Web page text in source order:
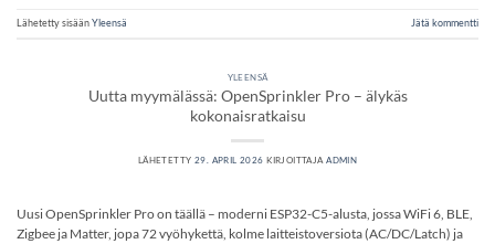
Lähetetty sisäänYleensä Jätä kommentti
YLEENSÄ
Uutta myymälässä: OpenSprinkler Pro – älykäs
kokonaisratkaisu
LÄHETETTY 29. APRIL 2026 KIRJOITTAJAADMIN
Uusi OpenSprinkler Pro on täällä – moderni ESP32-C5-alusta, jossa WiFi 6, BLE,
Zigbee ja Matter, jopa 72 vyöhykettä, kolme laitteistoversiota (AC/DC/Latch) ja